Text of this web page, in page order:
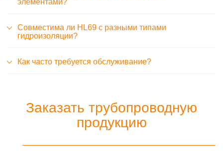
Совместима ли HL69 с разными типами
гидроизоляции?
Как часто требуется обслуживание?
Заказать трубопроводную
продукцию